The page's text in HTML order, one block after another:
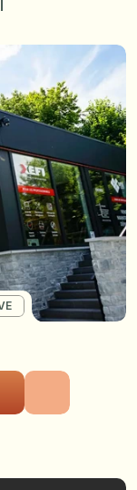
CONSTRUCTION NEUVE